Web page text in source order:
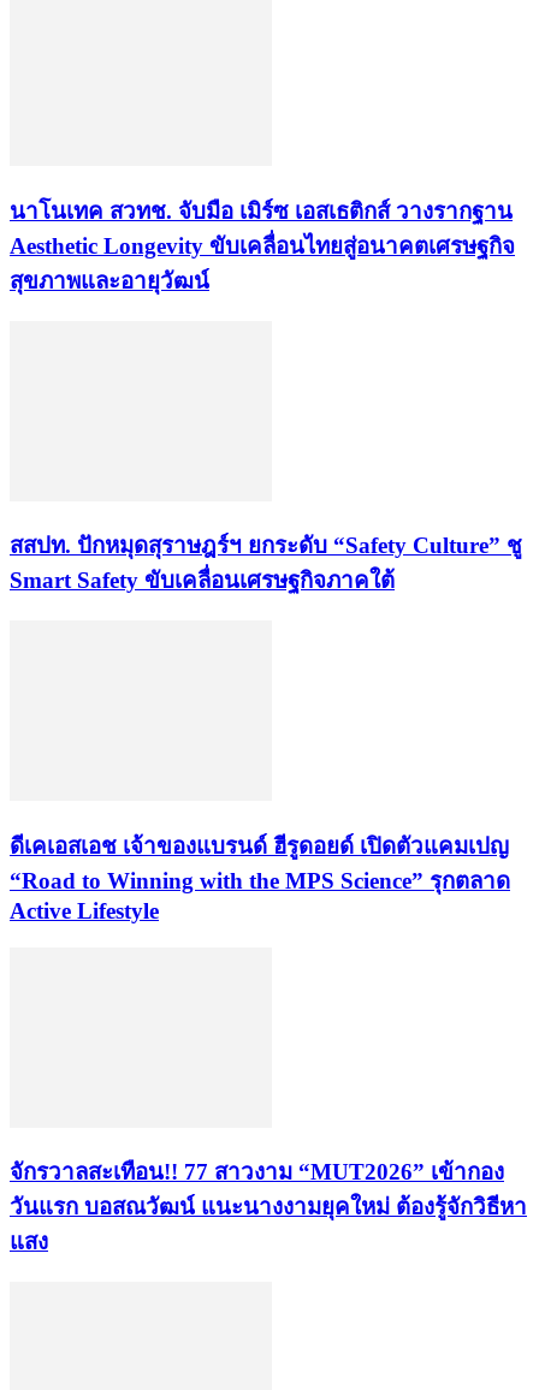
นาโนเทค สวทช. จับมือ เมิร์ซ เอสเธติกส์ วางรากฐาน
Aesthetic Longevity ขับเคลื่อนไทยสู่อนาคตเศรษฐกิจ
สุขภาพและอายุวัฒน์
สสปท. ปักหมุดสุราษฎร์ฯ ยกระดับ “Safety Culture” ชู
Smart Safety ขับเคลื่อนเศรษฐกิจภาคใต้
ดีเคเอสเอช เจ้าของแบรนด์ ฮีรูดอยด์ เปิดตัวแคมเปญ
“Road to Winning with the MPS Science” รุกตลาด
Active Lifestyle
จักรวาลสะเทือน!! 77 สาวงาม “MUT2026” เข้ากอง
วันแรก บอสณวัฒน์ แนะนางงามยุคใหม่ ต้องรู้จักวิธีหา
แสง